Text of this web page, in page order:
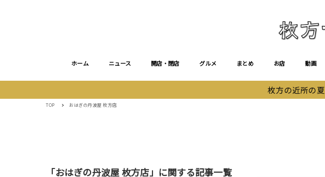
ホーム ニュース 開店・閉店 グルメ まとめ お店 動画
枚方の近所の
TOP おはぎの丹波屋 枚方店
「おはぎの丹波屋 枚方店」に関する記事一覧